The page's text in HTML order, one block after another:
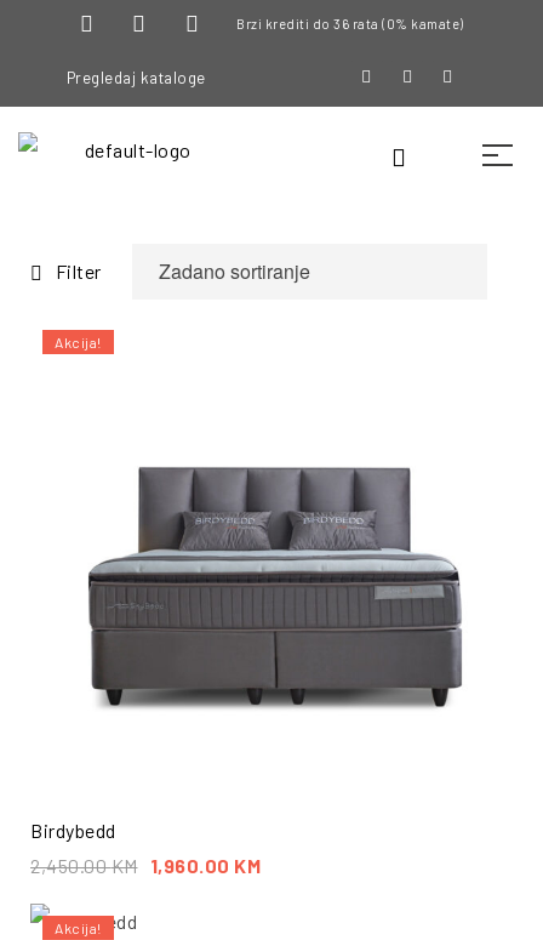
Brzi krediti do 36 rata (0% kamate)
Pregledaj kataloge
Filter
Akcija!
Birdybedd
2,450.00KM 1,960.00 KM
Akcija!